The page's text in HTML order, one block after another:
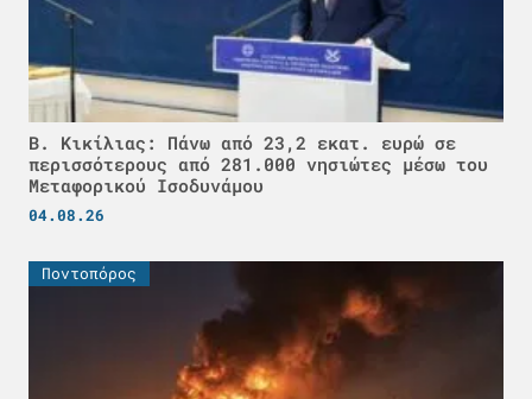
Β. Κικίλιας: Πάνω από 23,2 εκατ. ευρώ σε
περισσότερους από 281.000 νησιώτες μέσω του
Μεταφορικού Ισοδυνάμου
04.08.26
Ποντοπόρος